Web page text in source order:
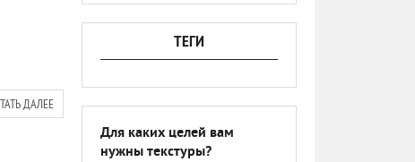
ДАЛЕЕ
ТЕГИ
Для каких целей вам
нужны текстуры?